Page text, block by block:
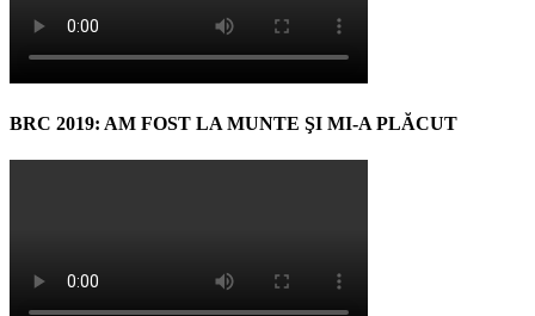
BRC 2019: AM FOST LA MUNTE ŞI MI-A PLĂCUT